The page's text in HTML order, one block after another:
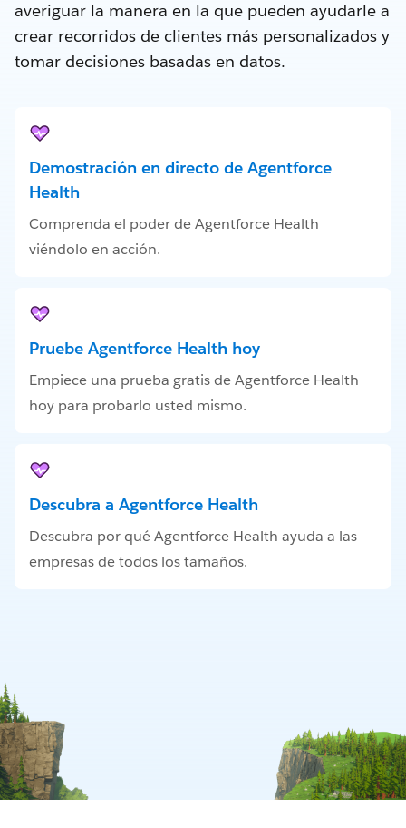
averiguar la manera en la que pueden ayudarle a
crear recorridos de clientes más personalizados y
tomar decisiones basadas en datos.
Demostración en directo de Agentforce
Health
Comprenda el poder de Agentforce Health
viéndolo en acción.
Pruebe Agentforce Health hoy
Empiece una prueba gratis de Agentforce Health
hoy para probarlo usted mismo.
Descubra a Agentforce Health
Descubra por qué Agentforce Health ayuda a las
empresas de todos los tamaños.